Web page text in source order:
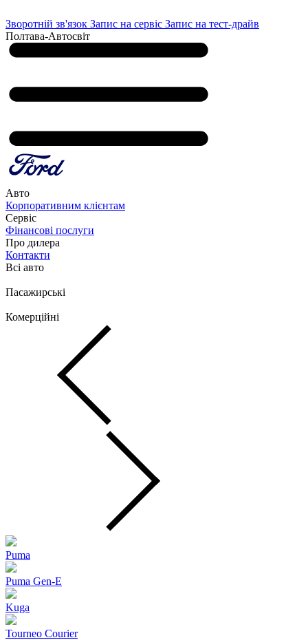
Зворотній зв'язок Запис на сервіс Запис на тест-драйв
Полтава-Автосвіт
Авто
Корпоративним клієнтам
Сервіс
Фінансові послуги
Про дилера
Контакти
Всі авто
Пасажирські
Комерційні
Puma
Puma Gen‑E
Kuga
Tourneo Courier